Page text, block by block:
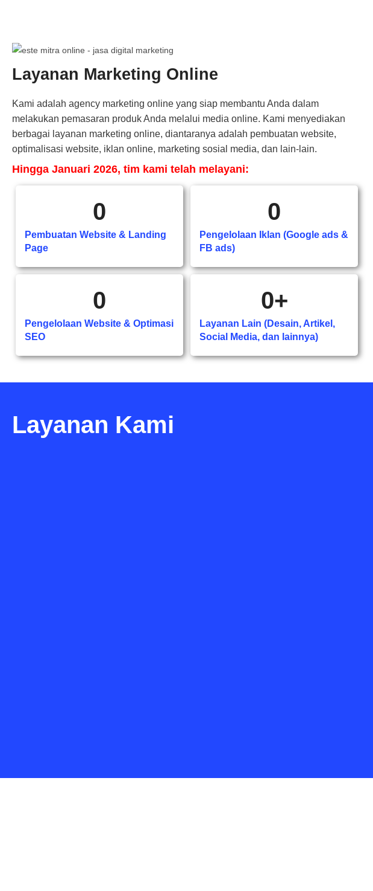
Layanan Marketing Online
Kami adalah agency marketing online yang siap membantu Anda dalam
melakukan pemasaran produk Anda melalui media online. Kami menyediakan
berbagai layanan marketing online, diantaranya adalah pembuatan website,
optimalisasi website, iklan online, marketing sosial media, dan lain-lain.
Hingga Januari 2026, tim kami telah melayani:
Pembuatan Website & Landing
Page
0
Pengelolaan Iklan (Google ads &
FB ads)
0
Pengelolaan Website & Optimasi
SEO
0
Layanan Lain (Desain, Artikel,
Social Media, dan lainnya)
0+
Layanan Kami